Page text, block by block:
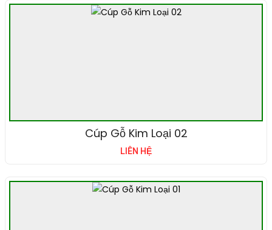
Cúp Gỗ Kim Loại 02
LIÊN HỆ